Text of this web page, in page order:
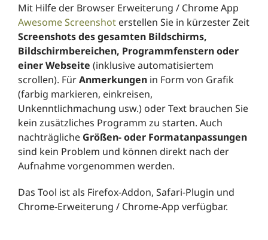
Mit Hilfe der Browser Erweiterung / Chrome App
Awesome Screenshot erstellen Sie in kürzester Zeit
Screenshots des gesamten Bildschirms,
Bildschirmbereichen, Programmfenstern oder
einer Webseite (inklusive automatisiertem
scrollen). FürAnmerkungen in Form von Grafik
(farbig markieren, einkreisen,
Unkenntlichmachung usw.) oder Text brauchen Sie
kein zusätzliches Programm zu starten. Auch
nachträgliche Größen- oder Formatanpassungen
sind kein Problem und können direkt nach der
Aufnahme vorgenommen werden.
Das Tool ist als Firefox-Addon, Safari-Plugin und
Chrome-Erweiterung / Chrome-App verfügbar.